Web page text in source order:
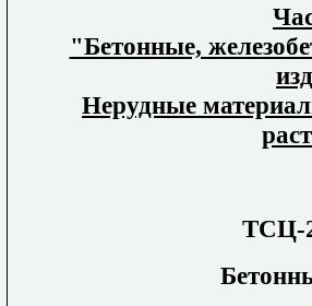
"Бетонные,
Нерудные
ТСЦ-